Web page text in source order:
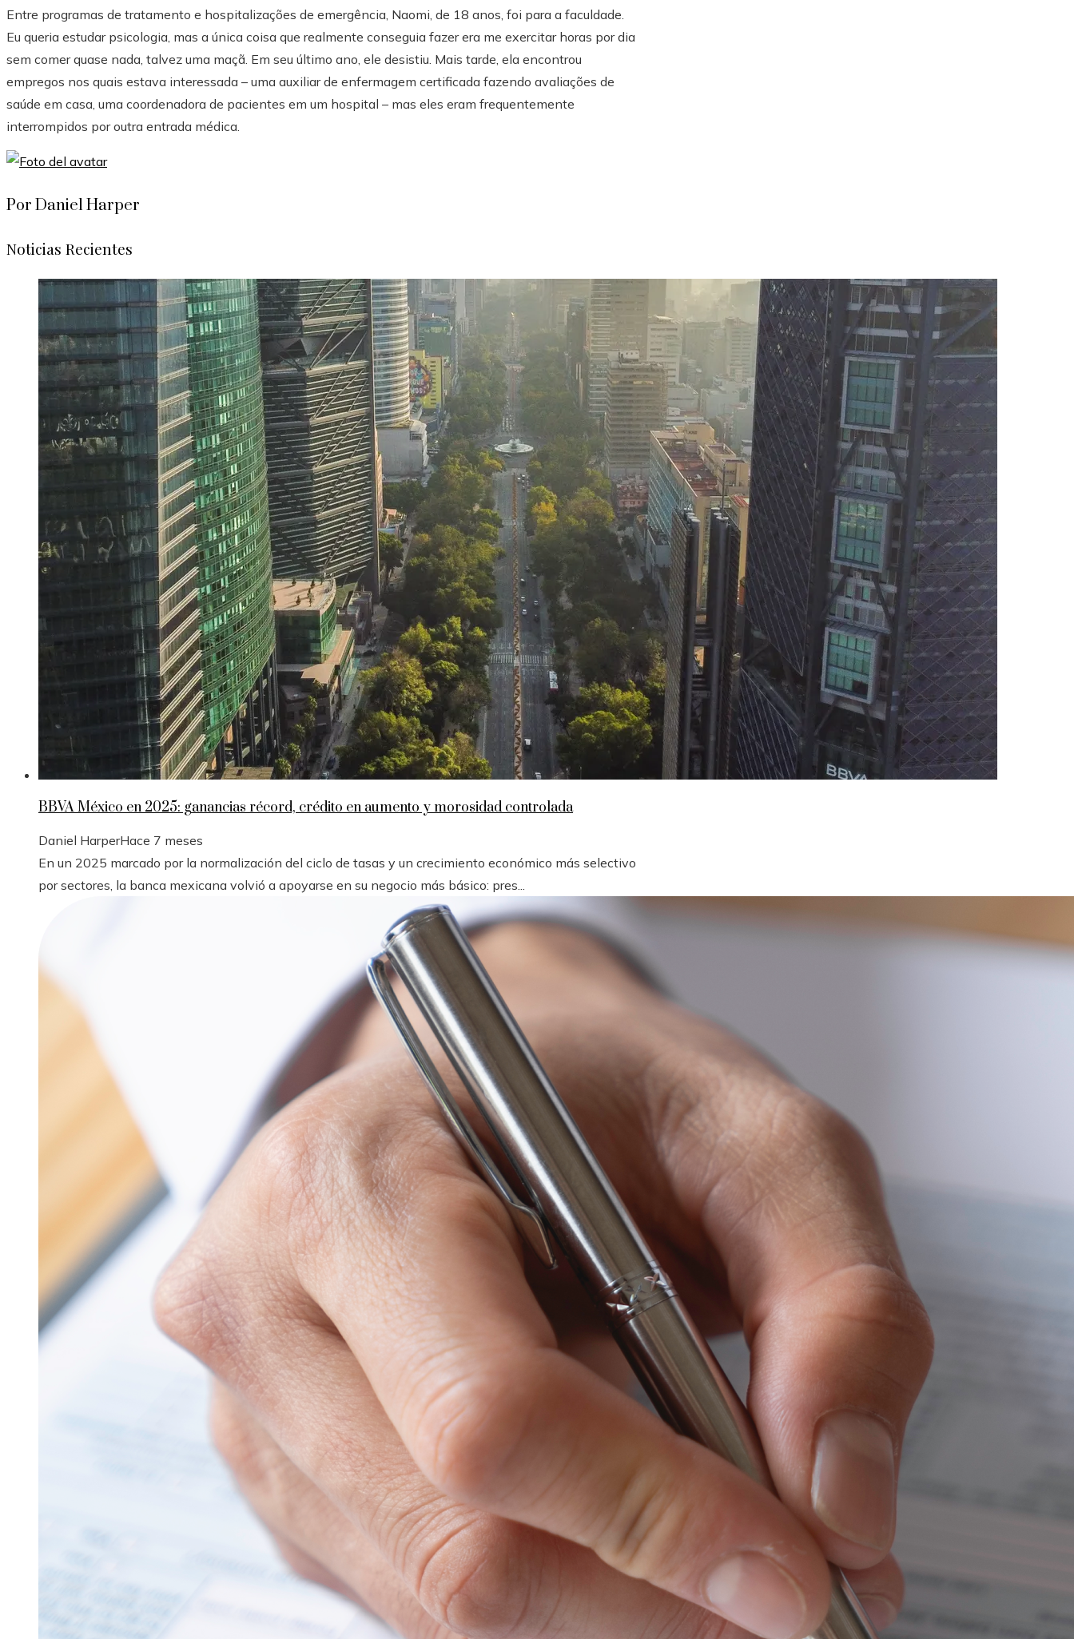
Entre programas de tratamento e hospitalizações de emergência, Naomi, de 18 anos, foi para a faculdade.
Eu queria estudar psicologia, mas a única coisa que realmente conseguia fazer era me exercitar horas por dia
sem comer quase nada, talvez uma maçã. Em seu último ano, ele desistiu. Mais tarde, ela encontrou
empregos nos quais estava interessada – uma auxiliar de enfermagem certificada fazendo avaliações de
saúde em casa, uma coordenadora de pacientes em um hospital – mas eles eram frequentemente
interrompidos por outra entrada médica.
Por Daniel Harper
Noticias Recientes
BBVA México en 2025: ganancias récord, crédito en aumento y morosidad controlada
Daniel HarperHace 7 meses
En un 2025 marcado por la normalización del ciclo de tasas y un crecimiento económico más selectivo
por sectores, la banca mexicana volvió a apoyarse en su negocio más básico: pres...